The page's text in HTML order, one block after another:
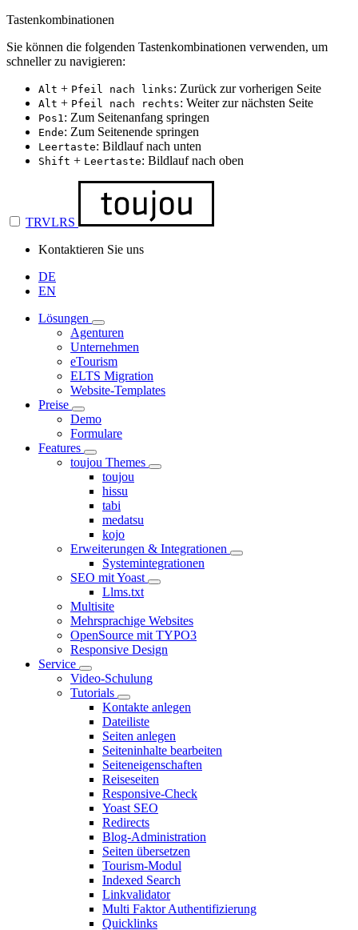
Tastenkombinationen
Sie können die folgenden Tastenkombinationen verwenden, um
schneller zu navigieren:
Alt + Pfeil nach links: Zurück zur vorherigen Seite
Alt + Pfeil nach rechts: Weiter zur nächsten Seite
Pos1: Zum Seitenanfang springen
Ende: Zum Seitenende springen
Leertaste: Bildlauf nach unten
Shift + Leertaste: Bildlauf nach oben
TRVLRS
Kontaktieren Sie uns
DE
EN
Lösungen
Agenturen
Unternehmen
eTourism
ELTS Migration
Website-Templates
Preise
Demo
Formulare
Features
toujou Themes
toujou
hissu
tabi
medatsu
kojo
Erweiterungen & Integrationen
Systemintegrationen
SEO mit Yoast
Llms.txt
Multisite
Mehrsprachige Websites
OpenSource mit TYPO3
Responsive Design
Service
Video-Schulung
Tutorials
Kontakte anlegen
Dateiliste
Seiten anlegen
Seiteninhalte bearbeiten
Seiteneigenschaften
Reiseseiten
Responsive-Check
Yoast SEO
Redirects
Blog-Administration
Seiten übersetzen
Tourism-Modul
Indexed Search
Linkvalidator
Multi Faktor Authentifizierung
Quicklinks